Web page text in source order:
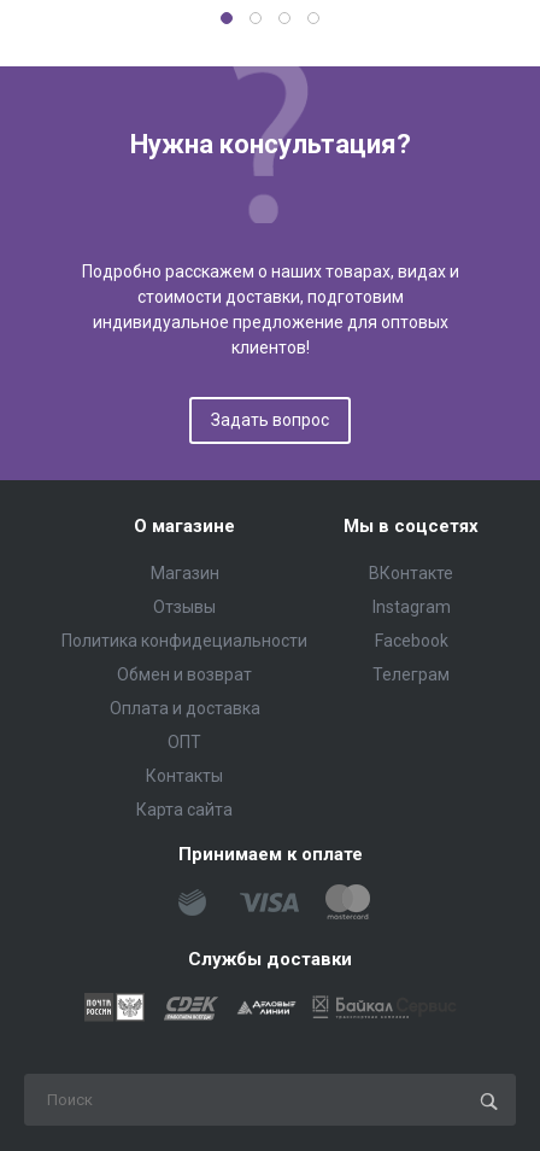
Нужна консультация?
Подробно расскажем о наших товарах, видах и
стоимости доставки, подготовим
индивидуальное предложение для оптовых
клиентов!
Задать вопрос
О магазине
Магазин
Отзывы
Политика конфидециальности
Обмен и возврат
Оплата и доставка
ОПТ
Контакты
Карта сайта
Мы в соцсетях
ВКонтакте
Instagram
Facebook
Телеграм
Принимаем к оплате
Службы доставки